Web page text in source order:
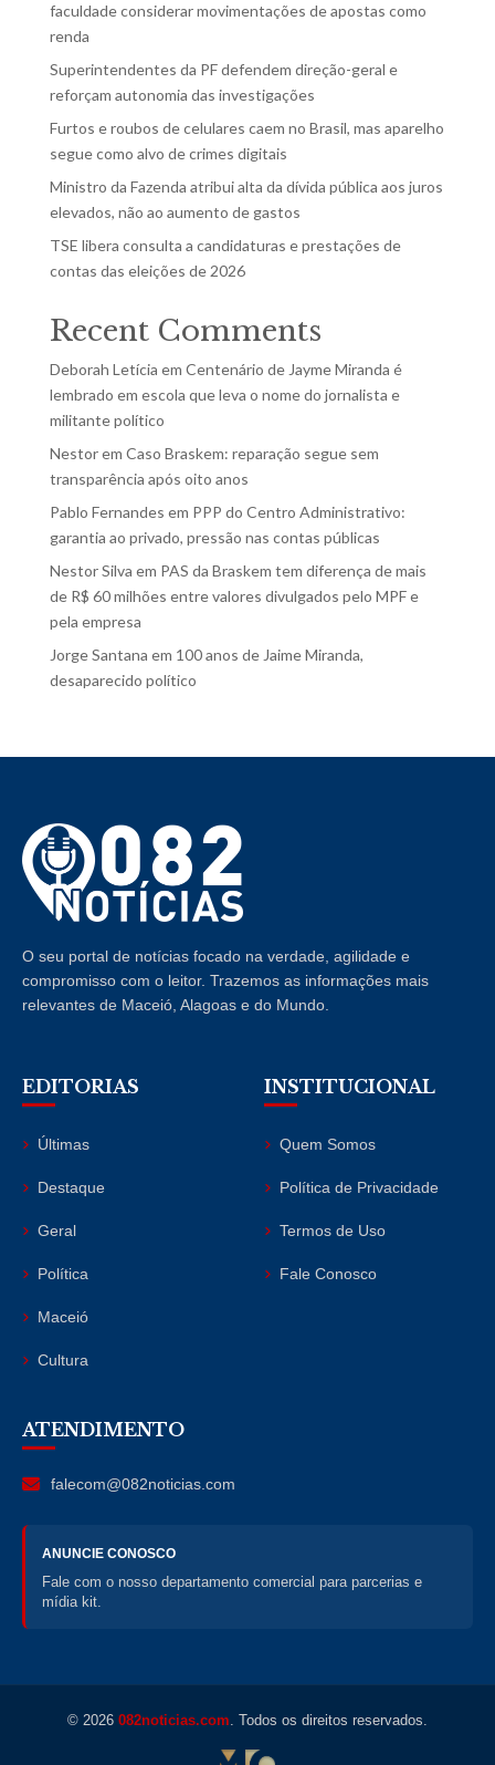
faculdade considerar movimentações de apostas como
renda
Superintendentes da PF defendem direção-geral e
reforçam autonomia das investigações
Furtos e roubos de celulares caem no Brasil, mas aparelho
segue como alvo de crimes digitais
Ministro da Fazenda atribui alta da dívida pública aos juros
elevados, não ao aumento de gastos
TSE libera consulta a candidaturas e prestações de
contas das eleições de 2026
Recent Comments
Deborah Letícia em Centenário de Jayme Miranda é
lembrado em escola que leva o nome do jornalista e
militante político
Nestorem Caso Braskem: reparação segue sem
transparência após oito anos
Pablo Fernandes em PPP do Centro Administrativo:
garantia ao privado, pressão nas contas públicas
Nestor Silva em PAS da Braskem tem diferença de mais
de R$ 60 milhões entre valores divulgados pelo MPF e
pela empresa
Jorge Santana em 100 anos de Jaime Miranda,
desaparecido político
O seu portal de notícias focado na verdade, agilidade e
compromisso com o leitor. Trazemos as informações mais
relevantes de Maceió, Alagoas e do Mundo.
EDITORIAS
Últimas
Destaque
Geral
Política
Maceió
Cultura
INSTITUCIONAL
Quem Somos
Política de Privacidade
Termos de Uso
Fale Conosco
ATENDIMENTO
falecom@082noticias.com
ANUNCIE CONOSCO
Fale com o nosso departamento comercial para parcerias e
mídia kit.
© 2026 082noticias.com . Todos os direitos reservados.